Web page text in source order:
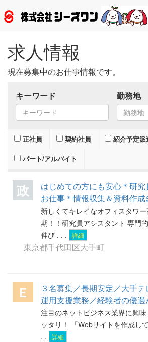
求人情報
現在募集中のお仕事情報です。
キーワード 勤務地
正社員 契約社員 紹介予定派
パート/アルバイト
政
はじめての方にも安心＊研
お仕事＊情報収集＆資料作成
新しくてキレイなオフィスタワ
期！！研究員アシスタント 専門
伸び . . .
詳細
東京都千代田区大手町
Ｅ
３名募集／長期安定／大手
運用支援業務／経験者の優遇
注目のネットビジネス業界に興
ッタリ！ 「Webサイトを作成し
. .
詳細